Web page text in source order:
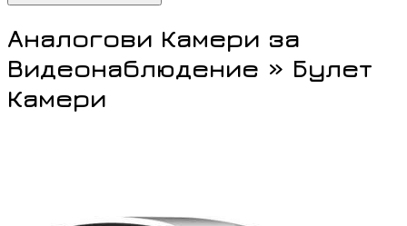
Аналогови Камери за
Видеонаблюдение » Булет
Камери